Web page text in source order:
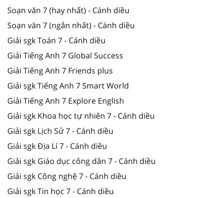
Soạn văn 7 (hay nhất) - Cánh diều
Soạn văn 7 (ngắn nhất) - Cánh diều
Giải sgk Toán 7 - Cánh diều
Giải Tiếng Anh 7 Global Success
Giải Tiếng Anh 7 Friends plus
Giải sgk Tiếng Anh 7 Smart World
Giải Tiếng Anh 7 Explore English
Giải sgk Khoa học tự nhiên 7 - Cánh diều
Giải sgk Lịch Sử 7 - Cánh diều
Giải sgk Địa Lí 7 - Cánh diều
Giải sgk Giáo dục công dân 7 - Cánh diều
Giải sgk Công nghệ 7 - Cánh diều
Giải sgk Tin học 7 - Cánh diều